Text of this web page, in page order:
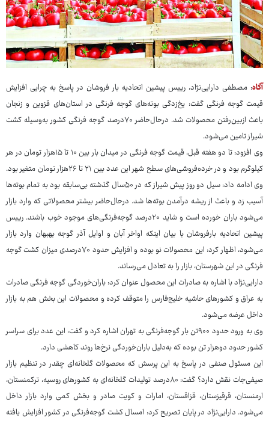
آگاه: مصطفی دارایی‌نژاد، رییس پیشین اتحادیه بار فروشان در پاسخ به چرایی افزایش
قیمت گوجه فرنگی گفت: یخ‌زدگی بوته‌های گوجه فرنگی در استان‌های قزوین و زنجان
باعث ازبین‌رفتن محصولات شد. درحال‌حاضر ۷۰درصد گوجه فرنگی کشور به‌وسیله کشت
شیراز تامین می‌شود.
وی افزود: تا دو هفته قبل، قیمت گوجه فرنگی در میدان بار بین ۱۰ تا ۱۵هزار تومان در هر
کیلوگرم بود و در خرده‌فروشی‌های سطح شهر این عدد بین ۲۱ تا ۲۶هزار تومان متغیر بود.
وی ادامه داد: سیل دو روز پیش شیراز که در ۵۰سال گذشته بی‌سابقه بود به تمام بوته‌ها
آسیب زد و باعث از ریشه درآمدن بوته‌ها شد. درحال‌حاضر بیشتر محصولاتی که وارد بازار
می‌شود باران خورده است و شاید ۲۰درصد گوجه‌فرنگی‌های موجود خوب باشند. رییس
پیشین اتحادیه بارفروشان با بیان اینکه اواخر آبان و اوایل آذر گوجه بهبهان وارد بازار
می‌شود، اظهار کرد: این محصولات نو بوده و افزایش حدود ۷۰درصدی میزان کشت گوجه
فرنگی در این شهرستان، بازار را به تعادل می‌رساند.
دارایی‌نژاد با اشاره به صادرات این محصول عنوان کرد: باران‌خوردگی گوجه فرنگی صادرات
به عراق و کشورهای حاشیه خلیج‌فارس را متوقف کرده و محصولات این بخش هم به بازار
داخل عرضه می‌شود.
وی به ورود حدود ۹۰۰تن بار گوجه‌فرنگی به تهران اشاره کرد و گفت: این عدد برای سراسر
کشور حدود دوهزار تن بوده که به‌دلیل باران‌خوردگی نرخ‌ها روند کاهشی دارد.
این مسئول صنفی در پاسخ به این پرسش که محصولات گلخانه‌ای چقدر در تنظیم بازار
صیفی‌جات نقش دارد؟ گفت: ۸۰درصد تولیدات گلخانه‌ای به کشورهای روسیه، ترکمنستان،
ارمنستان، قرقیزستان، قزاقستان، امارات و کویت صادر و بخش کمی وارد بازار داخل
می‌شود. دارایی‌نژاد در پایان تصریح کرد: امسال کشت گوجه‌فرنگی در کشور افزایش یافته